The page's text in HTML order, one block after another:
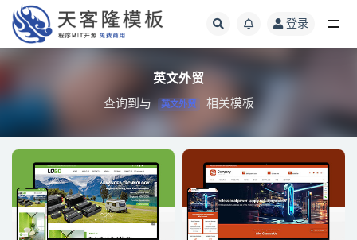
登录
英文外贸
查询到与 英文外贸 相关模板